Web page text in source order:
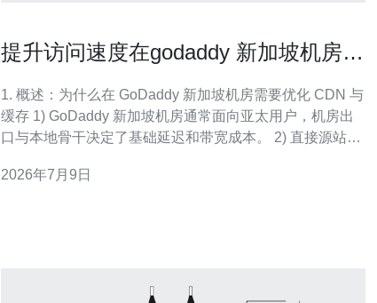
提升访问速度在godaddy 新加坡机房
1. 概述：为什么在 GoDaddy 新加坡机房需要优化 CDN 与
缓存 1) GoDaddy 新加坡机房通常面向亚太用户，机房出
口与本地骨干决定了基础延迟和带宽成本。 2) 直接源站响
包时间）会明显偏高。 3) 使用 CDN 能将静态资源与部分
2026年7月9日